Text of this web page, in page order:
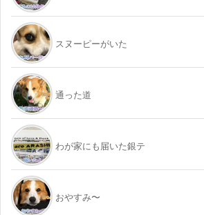
スヌーピーがいた
通った道
わが家にも届いた銀テ
おやすみ〜